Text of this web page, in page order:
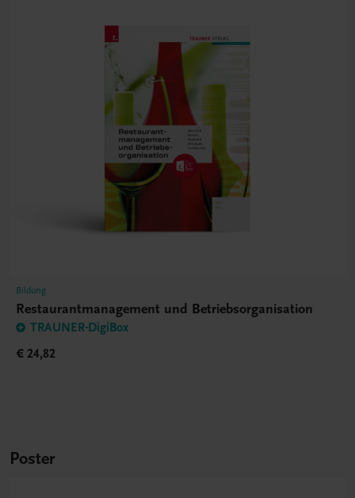
Bildung
Restaurantmanagement und Betriebsorganisation
TRAUNER-DigiBox
€ 24,82
Poster